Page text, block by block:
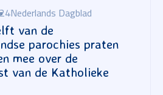
Nederlands Dagblad
van de
parochies praten
mee over de
van de Katholieke